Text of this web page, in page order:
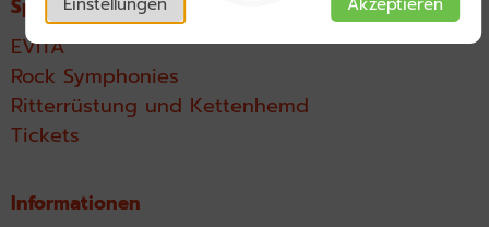
Spielzeit 2026
EVITA
Rock Symphonies
Ritterrüstung und Kettenhemd
Tickets
Informationen